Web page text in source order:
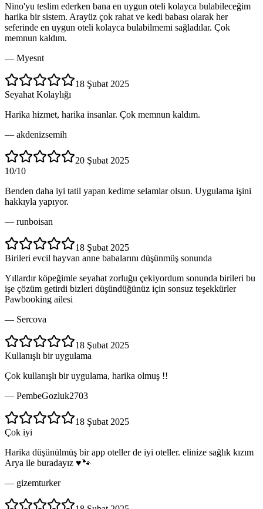
Nino'yu teslim ederken bana en uygun oteli kolayca bulabileceğim
harika bir sistem. Arayüz çok rahat ve kedi babası olarak her
seferinde en uygun oteli kolayca bulabilmemi sağladılar. Çok
memnun kaldım.
— Myesnt
18 Şubat 2025
Seyahat Kolaylığı
Harika hizmet, harika insanlar. Çok memnun kaldım.
— akdenizsemih
20 Şubat 2025
10/10
Benden daha iyi tatil yapan kedime selamlar olsun. Uygulama işini
hakkıyla yapıyor.
— runboisan
18 Şubat 2025
Birileri evcil hayvan anne babalarını düşünmüş sonunda
Yıllardır köpeğimle seyahat zorluğu çekiyordum sonunda birileri bu
işe çözüm getirdi bizleri düşündüğünüz için sonsuz teşekkürler
Pawbooking ailesi
— Sercova
18 Şubat 2025
Kullanışlı bir uygulama
Çok kullanışlı bir uygulama, harika olmuş !!
— PembeGozluk2703
18 Şubat 2025
Çok iyi
Harika düşünülmüş bir app oteller de iyi oteller. elinize sağlık kızım
Arya ile buradayız ♥️🐾
— gizemturker